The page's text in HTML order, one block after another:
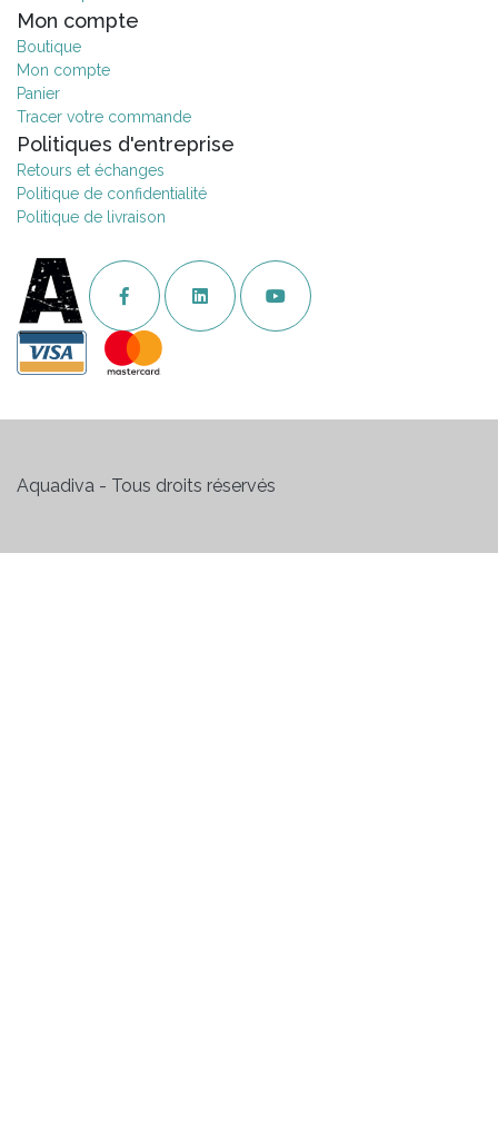
Mon compte
Boutique
Mon compte
Panier
Tracer votre commande
Politiques d'entreprise
Retours et échanges
Politique de confidentialité
Politique de livraison
Aquadiva - Tous droits réservés